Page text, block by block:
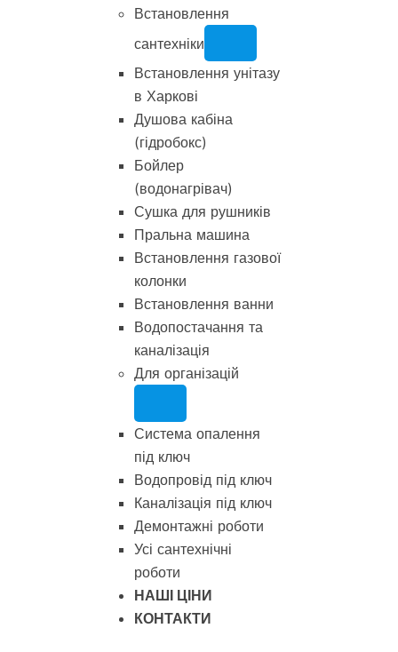
Встановлення
сантехніки
Встановлення унітазу
в Харкові
Душова кабіна
(гідробокс)
Бойлер
(водонагрівач)
Сушка для рушників
Пральна машина
Встановлення газової
колонки
Встановлення ванни
Водопостачання та
каналізація
Для організацій
Система опалення
під ключ
Водопровід під ключ
Каналізація під ключ
Демонтажні роботи
Усі сантехнічні
роботи
НАШІ ЦІНИ
КОНТАКТИ